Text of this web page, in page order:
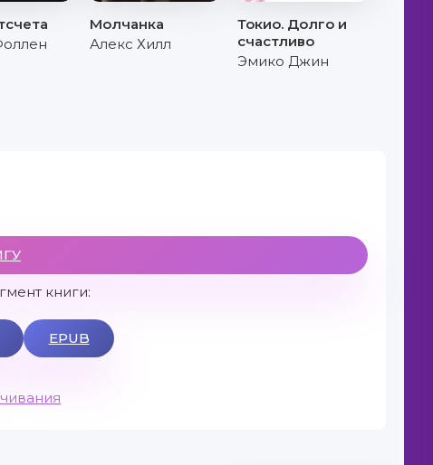
Молчанка
Алекс Хилл
Токио. Долго и
счастливо
Эмико Джин
книги:
EPUB